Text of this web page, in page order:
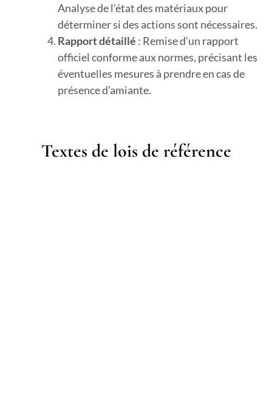
Analyse de l’état des matériaux pour
déterminer si des actions sont nécessaires.
Rapport détaillé : Remise d’un rapport
officiel conforme aux normes, précisant les
éventuelles mesures à prendre en cas de
présence d’amiante.
Textes de lois de référence